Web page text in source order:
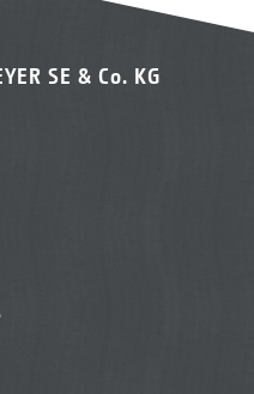
SE & Co. KG